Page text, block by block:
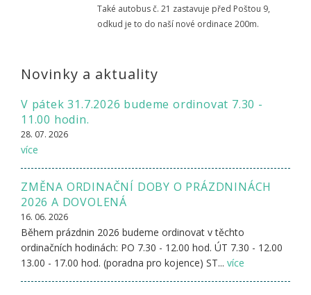
Také autobus č. 21 zastavuje před Poštou 9,
odkud je to do naší nové ordinace 200m.
Novinky a aktuality
V pátek 31.7.2026 budeme ordinovat 7.30 -
11.00 hodin.
28. 07. 2026
více
ZMĚNA ORDINAČNÍ DOBY O PRÁZDNINÁCH
2026 A DOVOLENÁ
16. 06. 2026
Během prázdnin 2026 budeme ordinovat v těchto
ordinačních hodinách: PO 7.30 - 12.00 hod. ÚT 7.30 - 12.00
13.00 - 17.00 hod. (poradna pro kojence) ST... více